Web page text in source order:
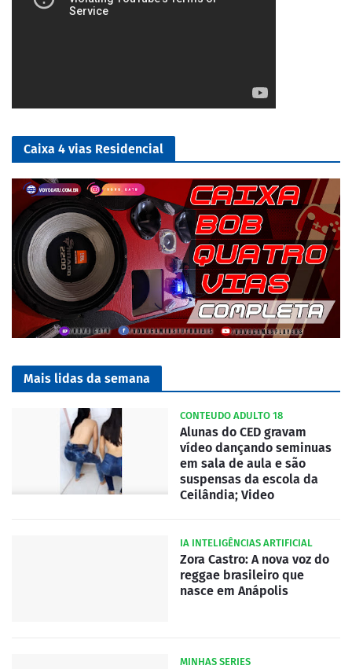
Caixa 4 vias Residencial
Mais lidas da semana
CONTEUDO ADULTO 18
Alunas do CED gravam
vídeo dançando seminuas
em sala de aula e são
suspensas da escola da
Ceilândia; Video
IA INTELIGÊNCIAS ARTIFICIAL
Zora Castro: A nova voz do
reggae brasileiro que
nasce em Anápolis
MINHAS SERIES